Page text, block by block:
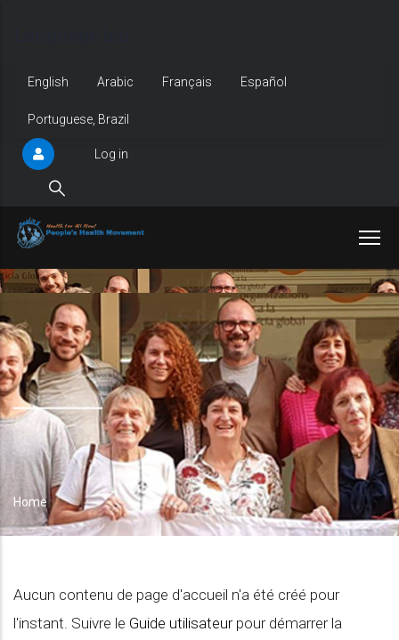
English Arabic Français Español
Portuguese, Brazil
account
Log in
Breadcrumb
Home
Aucun contenu de page d'accueil n'a été créé pour
l'instant. Suivre le Guide utilisateurpour démarrer la